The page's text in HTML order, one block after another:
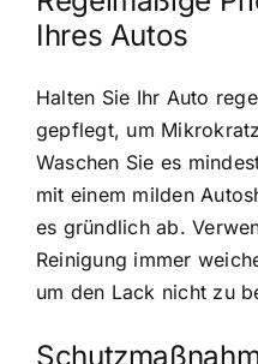
Ihres Autos
Halten Sie Ihr Auto
gepflegt, um
Waschen Sie es
mit einem milden
es gründlich ab.
Reinigung immer
um den Lack nicht zu